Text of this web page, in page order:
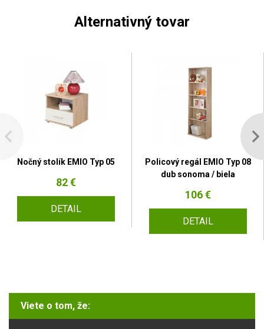
Alternativný tovar
Nočný stolík EMIO Typ 05
82 €
DETAIL
Policový regál EMIO Typ 08
dub sonoma / biela
106 €
DETAIL
Viete o tom, že: